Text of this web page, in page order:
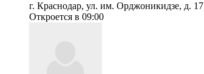
г. Краснодар, ул. им. Орджоникидзе, д. 17
Откроется в 09:00